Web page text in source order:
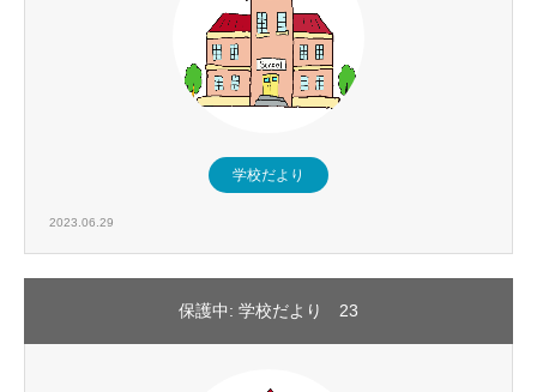
学校だより
2023.06.29
保護中: 学校だより 23